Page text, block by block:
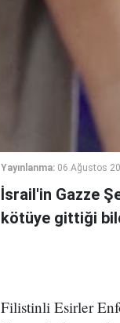
Yayınlanma: 06 Ağustos
İsrail'in Gazze
kötüye gittiği
Filistinli Esirler